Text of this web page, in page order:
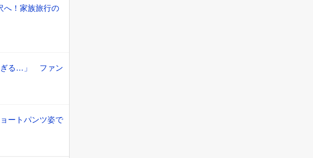
へ！家族旅行の
ぎる…」 ファン
ートパンツ姿で